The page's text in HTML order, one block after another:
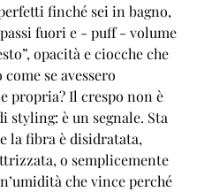
finché sei in bagno,
fuori e - puff - volume
opacità e ciocche che
come se avessero
propria? Il crespo non è
styling: è un segnale. Sta
la fibra è disidratata,
o semplicemente
che vince perché